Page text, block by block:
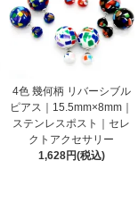
4色 幾何柄 リバーシブル
ピアス｜15.5mm×8mm｜
ステンレスポスト｜セレ
クトアクセサリー
1,628円(税込)